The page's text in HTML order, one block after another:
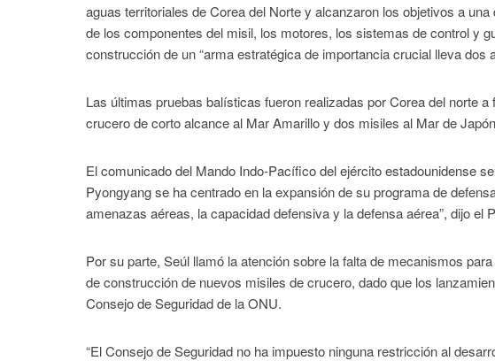
aguas territoriales de Corea del Norte y alcanzaron los objetivos a
de los componentes del misil, los motores, los sistemas de control y
construcción de un “arma estratégica de importancia crucial lleva dos
Las últimas pruebas balísticas fueron realizadas por Corea del norte
crucero de corto alcance al Mar Amarillo y dos misiles al Mar de
El comunicado del Mando Indo-Pacífico del ejército estadounidense
Pyongyang se ha centrado en la expansión de su programa de
amenazas aéreas, la capacidad defensiva y la defensa aérea”, dijo el
Por su parte, Seúl llamó la atención sobre la falta de mecanismos
de construcción de nuevos misiles de crucero, dado que los
Consejo de Seguridad de la ONU.
“El Consejo de Seguridad no ha impuesto ninguna restricción al